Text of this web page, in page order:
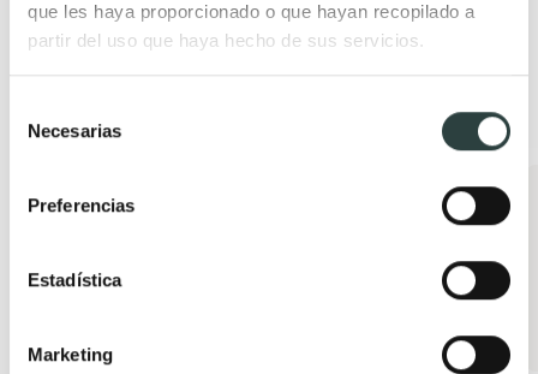
que les haya proporcionado o que hayan recopilado a
partir del uso que haya hecho de sus servicios.
Necesarias
Preferencias
Estadística
Marketing